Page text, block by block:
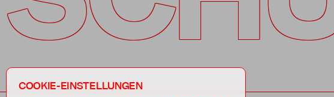
COOKIE-EINSTELLUNGEN